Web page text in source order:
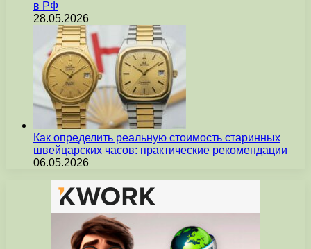
в РФ
28.05.2026
Как определить реальную стоимость старинных
швейцарских часов: практические рекомендации
06.05.2026